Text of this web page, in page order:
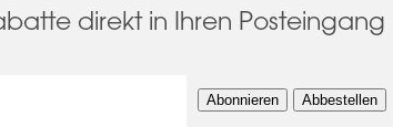
direkt in Ihren Posteingang
Abonnieren Abbestellen